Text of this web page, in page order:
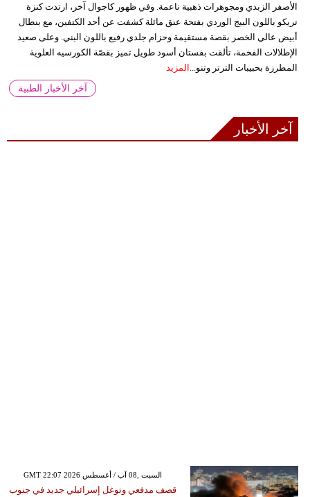
الأصفر الزبدي ومجوهرات ذهبية ناعمة. وفي ظهور كاجوال آخر، ارتدت كنزة
تريكو باللون البيج الوردي بفتحة عنق مائلة كشفت عن أحد الكتفين، مع بنطال
أبيض عالي الخصر بقصة مستقيمة وحزام جلدي رفيع باللون البني. وعلى صعيد
الإطلالات الفخمة، تألقت بفستان أسود طويل تميز بقصّة الكورسيه العلوية
المطرزة بحبيبات الترتر وتنو... المزيد
آخر الأخبار الطبية
آخر الأخبار
GMT 22:07 2026 السبت ,08 آب / أغسطس
قصف مدفعي وتوغل إسرائيلي جديد في جنوب